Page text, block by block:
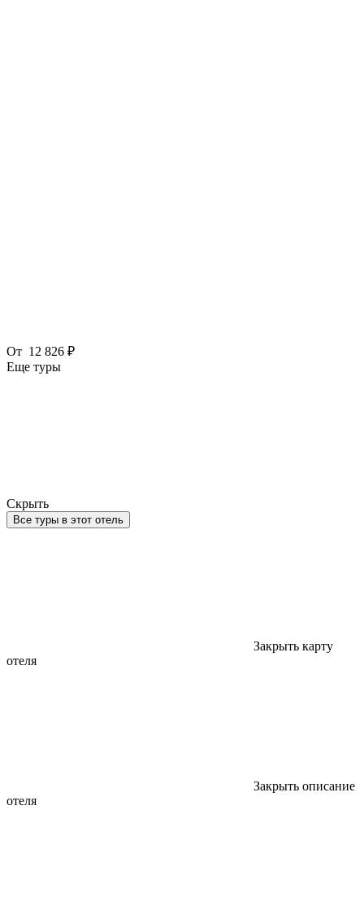
От 12 826 ₽
Еще туры
Скрыть
Все туры в этот отель
Закрыть карту
отеля
Закрыть описание
отеля